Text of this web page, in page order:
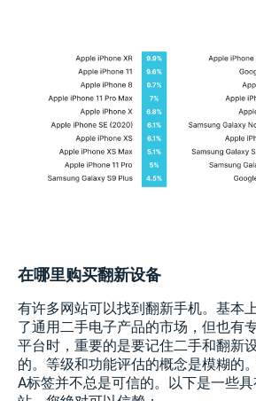
在哪里购买翻新设备
有许多网站可以找到翻新手机。基本
了通用二手电子产品的市场，但也有
平台时，重要的是要记住二手和翻新
的。等级和功能评估的概念是模糊的
A标签并不总是可信的。以下是一些